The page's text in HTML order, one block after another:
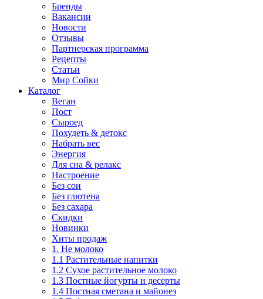
Бренды
Вакансии
Новости
Отзывы
Партнерская программа
Рецепты
Статьи
Мир Сойки
Каталог
Веган
Пост
Сыроед
Похудеть & детокс
Набрать вес
Энергия
Для сна & релакс
Настроение
Без сои
Без глютена
Без сахара
Скидки
Новинки
Хиты продаж
1. Не молоко
1.1 Растительные напитки
1.2 Сухое растительное молоко
1.3 Постные йогурты и десерты
1.4 Постная сметана и майонез